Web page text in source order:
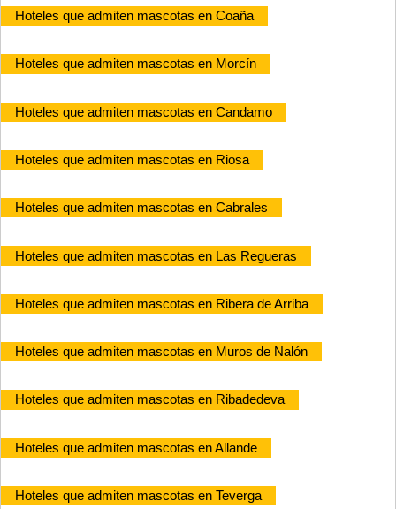
Hoteles que admiten mascotas en Coaña
Hoteles que admiten mascotas en Morcín
Hoteles que admiten mascotas en Candamo
Hoteles que admiten mascotas en Riosa
Hoteles que admiten mascotas en Cabrales
Hoteles que admiten mascotas en Las Regueras
Hoteles que admiten mascotas en Ribera de Arriba
Hoteles que admiten mascotas en Muros de Nalón
Hoteles que admiten mascotas en Ribadedeva
Hoteles que admiten mascotas en Allande
Hoteles que admiten mascotas en Teverga